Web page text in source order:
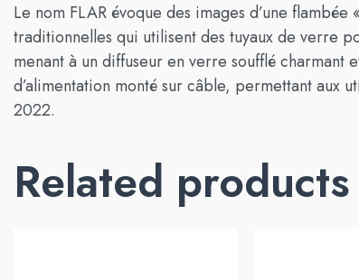
Le nom FLAR évoque des images d’une
traditionnelles qui utilisent des tuyaux de verre
menant à un diffuseur en verre soufflé
d’alimentation monté sur câble, permettant aux
2022.
Related products